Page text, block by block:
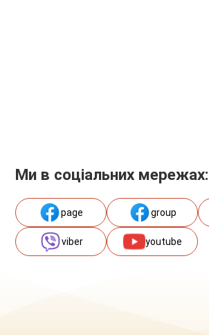
Ми в соціальних мережах:
page group
viber youtube